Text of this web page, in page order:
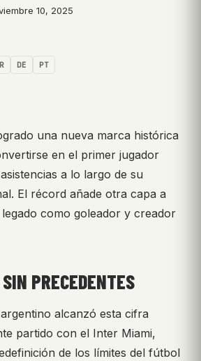
10, 2025
DE PT
una nueva marca histórica
en el primer jugador
a lo largo de su
El récord añade otra capa a
como goleador y creador
PRECEDENTES
alcanzó esta cifra
partido con el Inter Miami,
de los límites del fútbol